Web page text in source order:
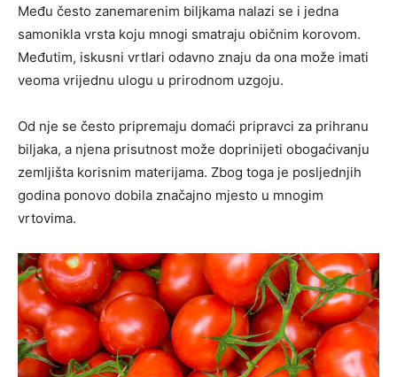
Među često zanemarenim biljkama nalazi se i jedna
samonikla vrsta koju mnogi smatraju običnim korovom.
Međutim, iskusni vrtlari odavno znaju da ona može imati
veoma vrijednu ulogu u prirodnom uzgoju.
Od nje se često pripremaju domaći pripravci za prihranu
biljaka, a njena prisutnost može doprinijeti obogaćivanju
zemljišta korisnim materijama. Zbog toga je posljednjih
godina ponovo dobila značajno mjesto u mnogim
vrtovima.